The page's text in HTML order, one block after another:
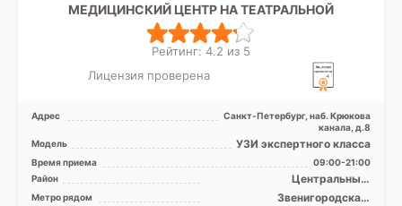
МЕДИЦИНСКИЙ ЦЕНТР НА ТЕАТРАЛЬНОЙ
Рейтинг: 4.2 из 5
Лицензия проверена
Адрес
Санкт-Петербург, наб. Крюкова
канала, д.8
Модель
УЗИ экспертного класса
Время приема
09:00-21:00
Район
Центральный,
Адмиралтейский
Метро рядом
Звенигородская,